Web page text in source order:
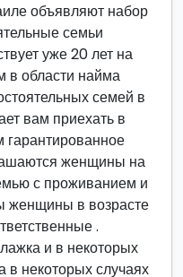
объявляют набор
семьи
уже 20 лет на
в области найма
семей в
вам приехать в
женщины на
с проживанием и
женщины в возрасте
.
и в некоторых
в некоторых случаях